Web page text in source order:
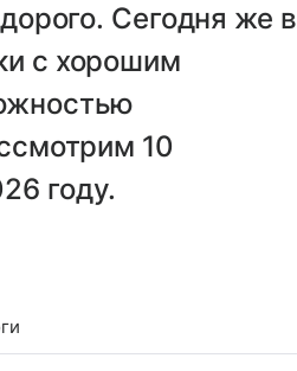
Сегодня же в
с хорошим
10
году.